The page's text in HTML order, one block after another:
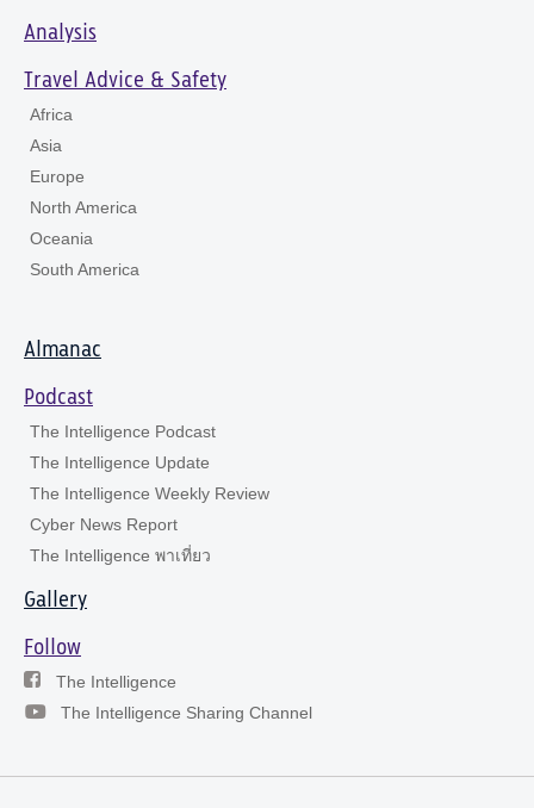
Analysis
Travel Advice & Safety
Africa
Asia
Europe
North America
Oceania
South America
Almanac
Podcast
The Intelligence Podcast
The Intelligence Update
The Intelligence Weekly Review
Cyber News Report
The Intelligence พาเที่ยว
Gallery
Follow
The Intelligence
The Intelligence Sharing Channel